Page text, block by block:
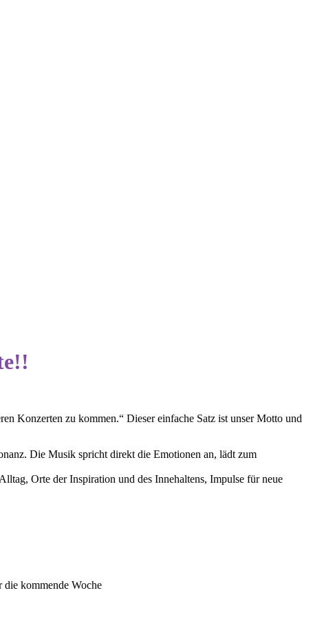
Konzerten zu kommen.“ Dieser einfache Satz ist unser Motto und
Die Musik spricht direkt die Emotionen an, lädt zum
Orte der Inspiration und des Innehaltens, Impulse für neue
die kommende Woche